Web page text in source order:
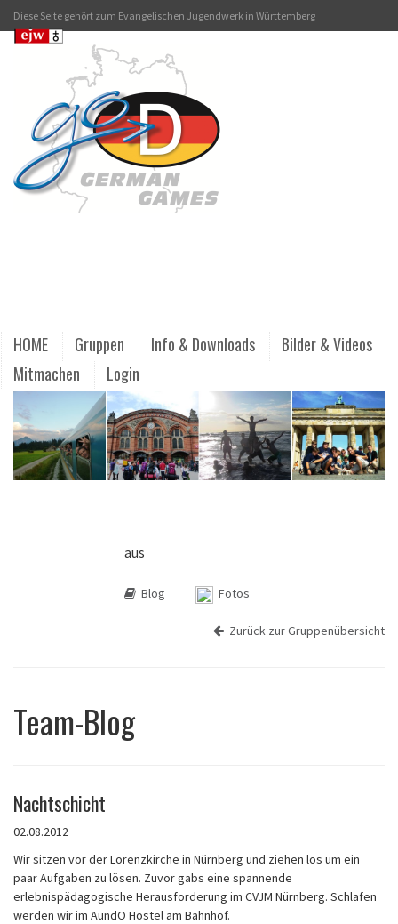
Diese Seite gehört zum Evangelischen Jugendwerk in Württemberg
HOME Gruppen Info & Downloads
Bilder & Videos
Mitmachen
Login
aus
Blog Fotos
Zurück zur Gruppenübersicht
Team-Blog
Nachtschicht
02.08.2012
Wir sitzen vor der Lorenzkirche in Nürnberg und ziehen los um ein
paar Aufgaben zu lösen. Zuvor gabs eine spannende
erlebnispädagogische Herausforderung im CVJM Nürnberg. Schlafen
werden wir im AundO Hostel am Bahnhof.